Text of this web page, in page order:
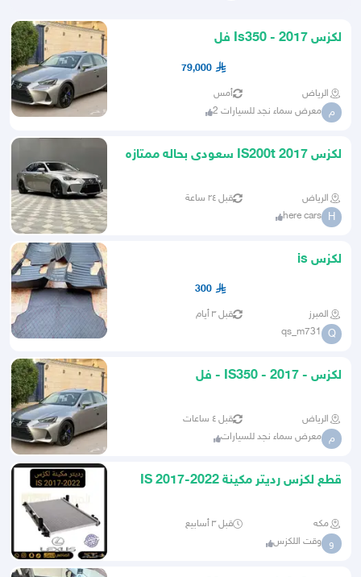
لكزس Is350 - 2017 فل
79,000
الرياض أمس
م معرض سماء نجد للسيارات 2
لكزس 2017 IS200t سعودى بحاله ممتازه
الرياض قبل ٢٤ ساعة
H
here cars
لكزس is
300
المبرز قبل ٣ أيام
Q
qs_m731
لكزس - 2017 - IS350 - فل
الرياض قبل ٤ ساعات
م معرض سماء نجد للسيارات
قطع لكزس رديتر مكينة IS 2017-2022
مكه قبل ٣ أسابيع
و وقت اللكزس